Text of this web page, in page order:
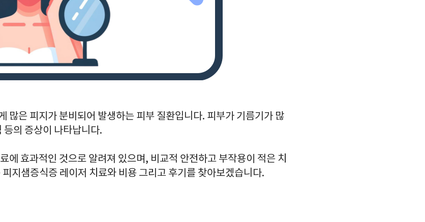
많은 피지가 분비되어 발생하는 피부 질환입니다. 피부가 기름기가 많
의 증상이 나타납니다.
에 효과적인 것으로 알려져 있으며, 비교적 안전하고 부작용이 적은 치
지샘증식증 레이저 치료와 비용 그리고 후기를 찾아보겠습니다.